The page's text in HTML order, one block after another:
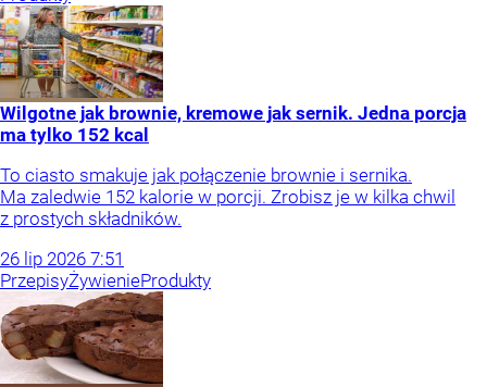
Wilgotne jak brownie, kremowe jak sernik. Jedna porcja
ma tylko 152 kcal
To ciasto smakuje jak połączenie brownie i sernika.
Ma zaledwie 152 kalorie w porcji. Zrobisz je w kilka chwil
z prostych składników.
26 lip 2026 7:51
PrzepisyŻywienieProdukty